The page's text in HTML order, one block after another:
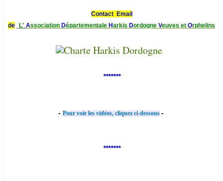
Contact Email
de
L' Association Départementale Harkis Dordogne Veuves et Orphelins
*******
- Pour voir les vidéos, cliquez ci-dessous -
*******